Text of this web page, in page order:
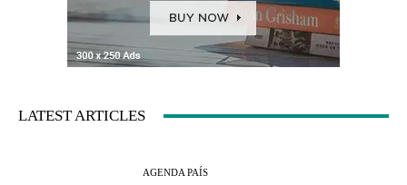
LATEST ARTICLES
AGENDA PAÍS